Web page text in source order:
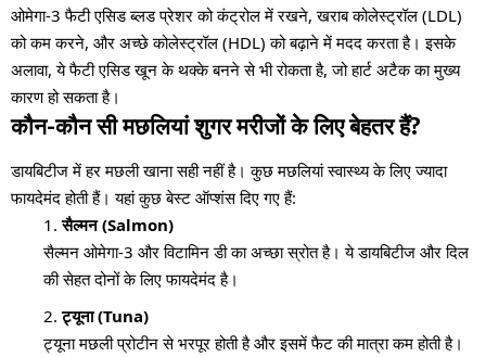
ओमेगा-3 फैटी एसिड ब्लड प्रेशर को कंट्रोल में रखने, खराब कोलेस्ट्रॉल (LDL)
को कम करने, और अच्छे कोलेस्ट्रॉल (HDL) को बढ़ाने में मदद करता है। इसके
अलावा, ये फैटी एसिड खून के थक्के बनने से भी रोकता है, जो हार्ट अटैक का मुख्य
कारण हो सकता है।
कौन-कौन सी मछलियां शुगर मरीजों के लिए बेहतर हैं?
डायबिटीज में हर मछली खाना सही नहीं है। कुछ मछलियां स्वास्थ्य के लिए ज्यादा
फायदेमंद होती हैं। यहां कुछ बेस्ट ऑप्शंस दिए गए हैं:
सैल्मन (Salmon)
सैल्मन ओमेगा-3 और विटामिन डी का अच्छा स्रोत है। ये डायबिटीज और दिल
की सेहत दोनों के लिए फायदेमंद है।
ट्यूना (Tuna)
ट्यूना मछली प्रोटीन से भरपूर होती है और इसमें फैट की मात्रा कम होती है।